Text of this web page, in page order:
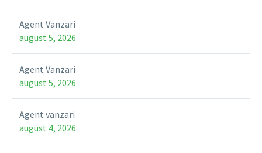
Agent Vanzari
august 5, 2026
Agent Vanzari
august 5, 2026
Agent vanzari
august 4, 2026